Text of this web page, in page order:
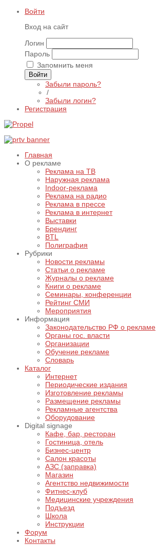
Войти
Вход на сайт
Логин
Пароль
Запомнить меня
Войти
Забыли пароль?
/
Забыли логин?
Регистрация
Главная
О рекламе
Реклама на ТВ
Наружная реклама
Indoor-реклама
Реклама на радио
Реклама в прессе
Реклама в интернет
Выставки
Брендинг
BTL
Полиграфия
Рубрики
Новости рекламы
Статьи о рекламе
Журналы о рекламе
Книги о рекламе
Семинары, конференции
Рейтинг СМИ
Мероприятия
Информация
Законодательство РФ о рекламе
Органы гос. власти
Организации
Обучение рекламе
Словарь
Каталог
Интернет
Периодические издания
Изготовление рекламы
Размещение рекламы
Рекламные агентства
Оборудование
Digital signage
Кафе, бар, ресторан
Гостиница, отель
Бизнес-центр
Салон красоты
АЗС (заправка)
Магазин
Агентство недвижимости
Фитнес-клуб
Медицинские учреждения
Подъезд
Школа
Инструкции
Форум
Контакты